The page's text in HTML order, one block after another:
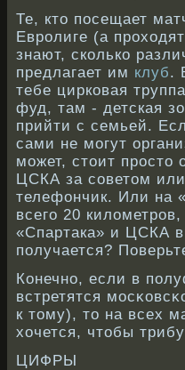
Те, кто посещает
Евролиге (а
знают, сколько
предлагает им клуб.
тебе цирковая
фуд, там - детская
прийти с семьей.
сами не могут
может, стоит просто
ЦСКА за советом
телефончик. Или на
всего 20
«Спартака» и ЦСКА
получается?
Конечнο, если в
встретятся
к тому), то на всех
хочется, чтобы
ЦИФРЫ